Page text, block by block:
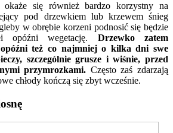
się również bardzo korzystny na
pod drzewkiem lub krzewem śnieg
w obrębie korzeni podnosić się będzie
wegetację. Drzewko zatem
też co najmniej o kilka dni swe
szczególnie grusze i wiśnie, przed
przymrozkami. Często zaś zdarzają
chłody kończą się zbyt wcześnie.